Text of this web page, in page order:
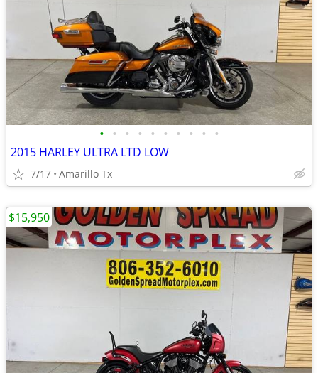
• • • • • • • • • •
2015 HARLEY ULTRA LTD LOW
7/17 Amarillo Tx
$15,950